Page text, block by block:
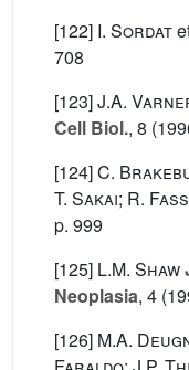
[122] I. Sordat
708
[123]J.A.
Cell Biol., 8
[124]C.
T. Sakai; R.
p. 999
[125] L.M. Shaw
Neoplasia, 4
[126] M.A.